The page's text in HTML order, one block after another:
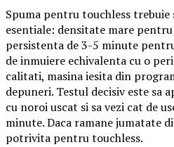
Spuma pentru touchless
esentiale: densitate mare
persistenta de 3-5 minute
de inmuiere echivalenta cu o
calitati, masina iesita din
depuneri. Testul decisiv este sa
cu noroi uscat si sa vezi cat de
minute. Daca ramane jumatate
potrivita pentru touchless.